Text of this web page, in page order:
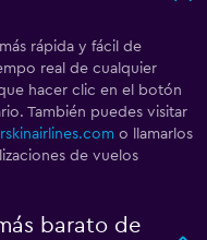
rápida y fácil de
real de cualquier
hacer clic en el botón
También puedes visitar
o llamarlos
de vuelos
barato de